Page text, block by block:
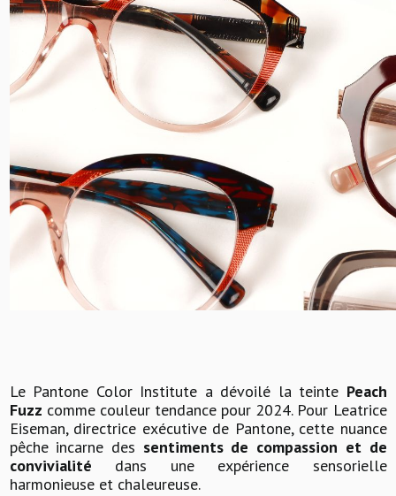
Le Pantone Color Institute a dévoilé la teinte Peach
Fuzz comme couleur tendance pour 2024. Pour Leatrice
Eiseman, directrice exécutive de Pantone, cette nuance
pêche incarne des sentiments de compassion et de
convivialité dans une expérience sensorielle
harmonieuse et chaleureuse.